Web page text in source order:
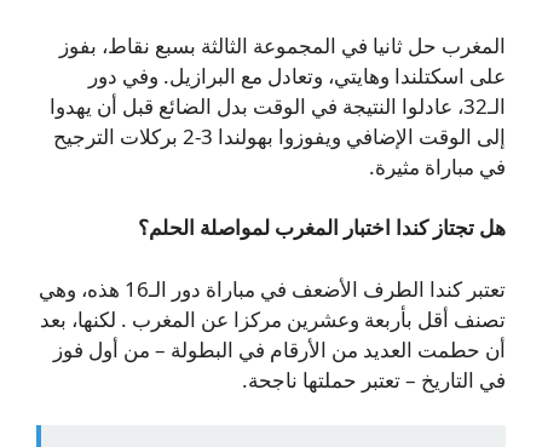
المغرب حل ثانيا في المجموعة الثالثة بسبع نقاط، بفوز
على اسكتلندا وهايتي، وتعادل مع البرازيل. وفي دور
الـ32، عادلوا النتيجة في الوقت بدل الضائع قبل أن يهدوا
إلى الوقت الإضافي ويفوزوا بهولندا 3-2 بركلات الترجيح
في مباراة مثيرة.
هل تجتاز كندا اختبار المغرب لمواصلة الحلم؟
تعتبر كندا الطرف الأضعف في مباراة دور الـ16 هذه، وهي
تصنف أقل بأربعة وعشرين مركزا عن المغرب . لكنها، بعد
أن حطمت العديد من الأرقام في البطولة – من أول فوز
في التاريخ – تعتبر حملتها ناجحة.